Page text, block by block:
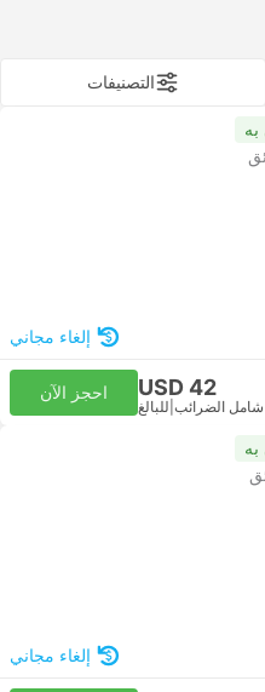
التصنيفات
إلغاء مجاني
USD 42
شامل الضرائب للبالغ
احجز الآن
إلغاء مجاني